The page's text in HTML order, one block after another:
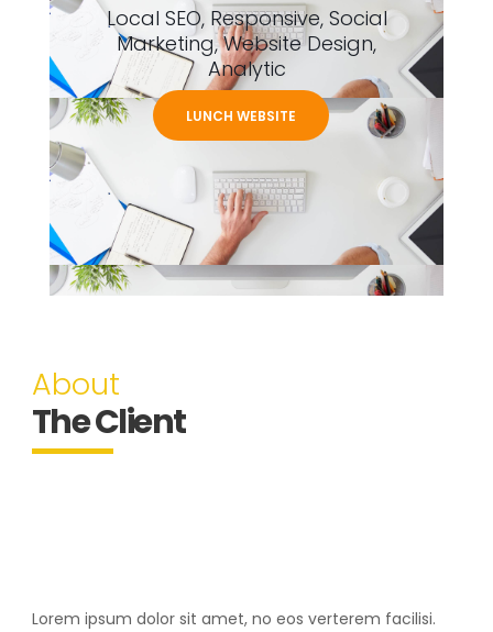
Local SEO, Responsive, Social
Marketing, Website Design,
Analytic
LUNCH WEBSITE
About
The Client
Lorem ipsum dolor sit amet, no eos verterem facilisi.